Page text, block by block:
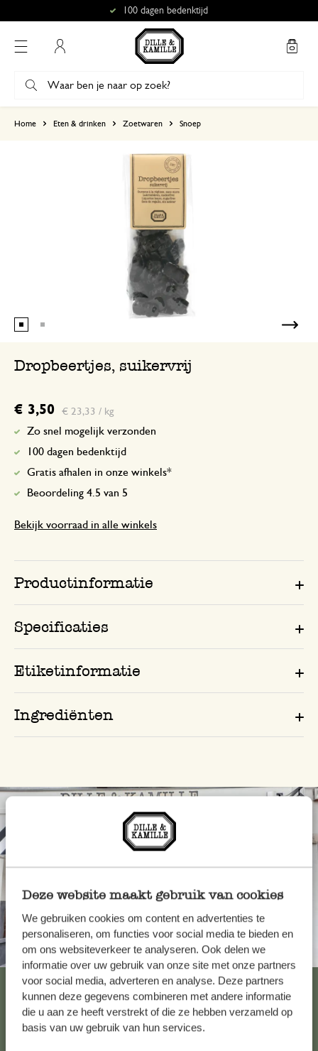
Deze website maakt gebruik van cookies
We gebruiken cookies om content en advertenties te
personaliseren, om functies voor social media te bieden en
om ons websiteverkeer te analyseren. Ook delen we
informatie over uw gebruik van onze site met onze partners
voor social media, adverteren en analyse. Deze partners
kunnen deze gegevens combineren met andere informatie
die u aan ze heeft verstrekt of die ze hebben verzameld op
basis van uw gebruik van hun services.
100 dagen bedenktijd
Home Eten & drinken Zoetwaren Snoep
Dropbeertjes, suikervrij
€ 3,50 € 23,33 / kg
Zo snel mogelijk verzonden
100 dagen bedenktijd
Gratis afhalen in onze winkels*
Beoordeling 4.5 van 5
Bekijk voorraad in alle winkels
Productinformatie
Specificaties
Etiketinformatie
Ingrediënten
Altijd in de buurt
Bekijk alle 62 winkels